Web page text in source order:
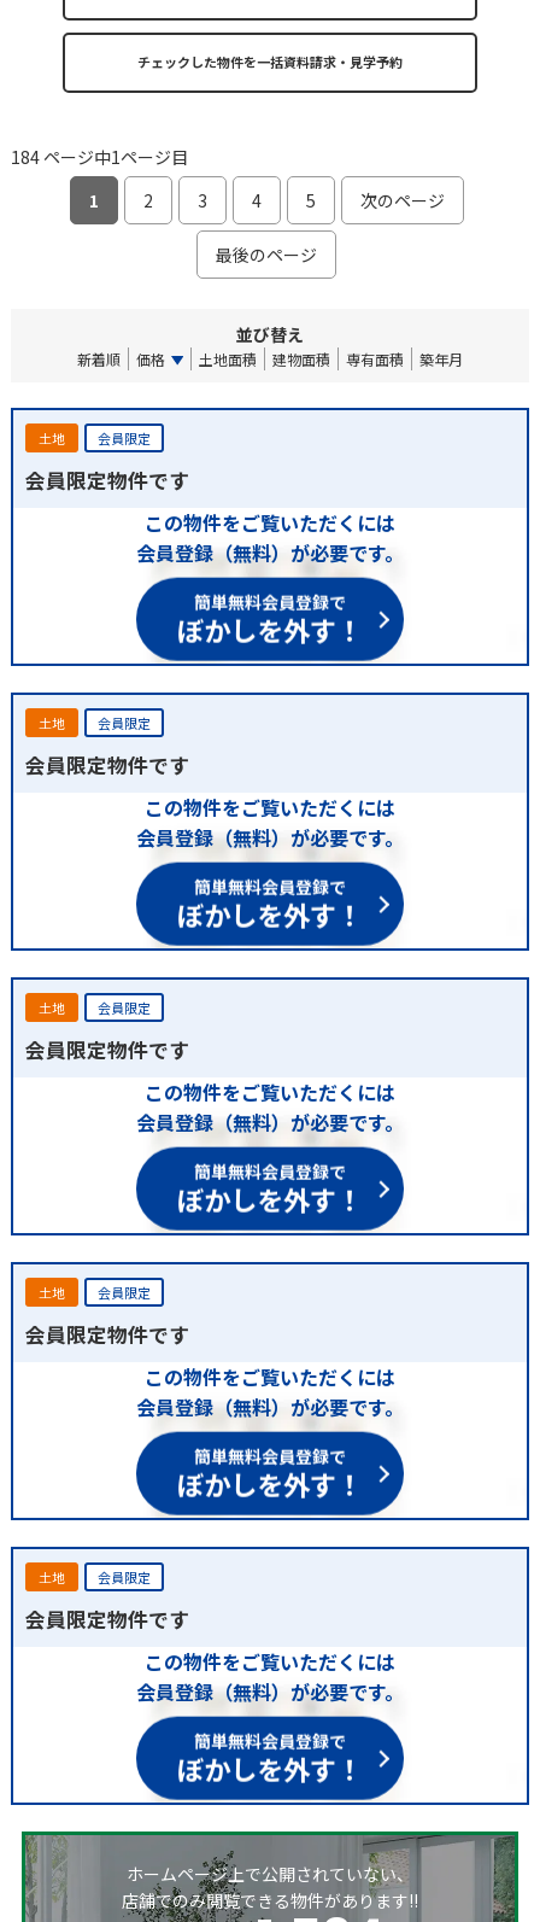
184 ページ中1ページ目
1
2 3 4 5 次のページ
最後のページ
並び替え
新着順 価格 土地面積 建物面積 専有面積 築年月
土地 会員限定
会員限定物件です
この物件をご覧いただくには
会員登録（無料）が必要です。
簡単無料会員登録で
ぼかしを外す！
土地 会員限定
会員限定物件です
この物件をご覧いただくには
会員登録（無料）が必要です。
簡単無料会員登録で
ぼかしを外す！
土地 会員限定
会員限定物件です
この物件をご覧いただくには
会員登録（無料）が必要です。
簡単無料会員登録で
ぼかしを外す！
土地 会員限定
会員限定物件です
この物件をご覧いただくには
会員登録（無料）が必要です。
簡単無料会員登録で
ぼかしを外す！
土地 会員限定
会員限定物件です
この物件をご覧いただくには
会員登録（無料）が必要です。
簡単無料会員登録で
ぼかしを外す！
ホームページ上で公開されていない、
店舗でのみ閲覧できる物件があります!!